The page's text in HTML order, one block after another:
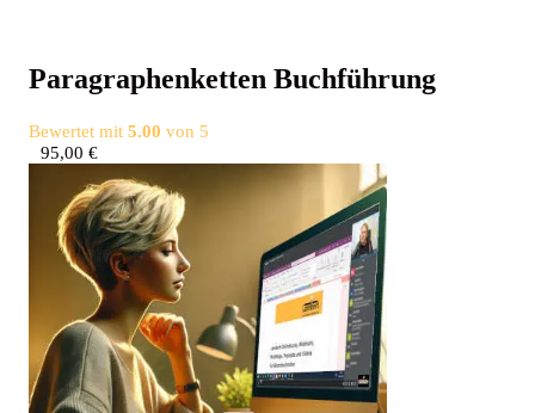
Para­gra­phen­ket­ten Buchführung
Bewertet mit 5.00 von 5
95,00 €